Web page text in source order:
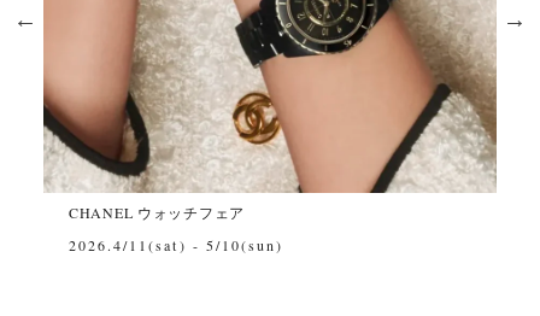
CHANEL ウォッチフェア
2026.4/11(sat) - 5/10(sun)